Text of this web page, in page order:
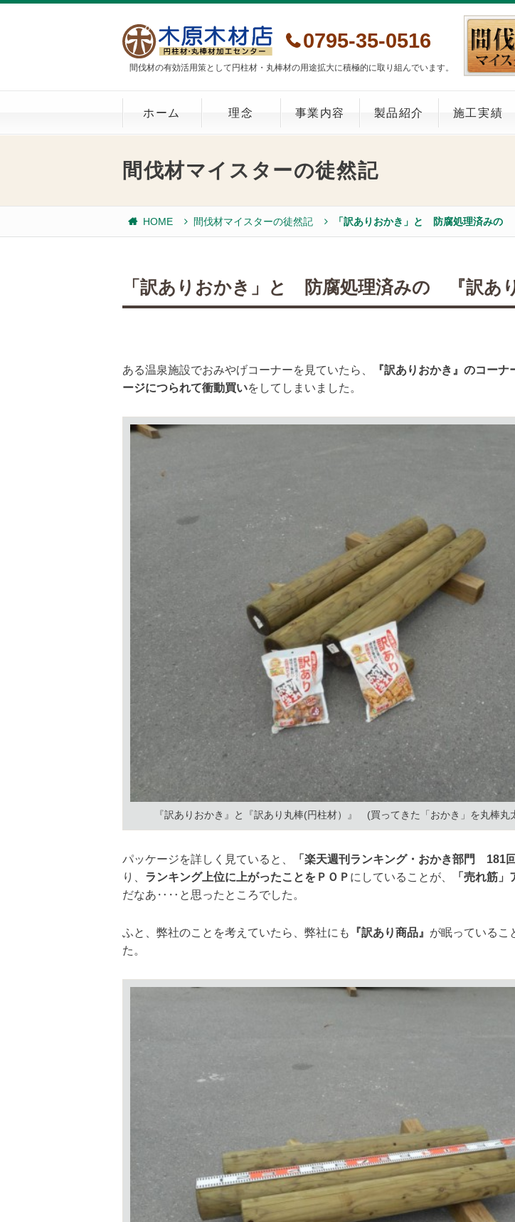
間伐材の有効活用策として円柱材・丸棒材の用途拡大に積極的に取り組んでいます。
0795-35-0516
ホーム 理念 事業内容 製品紹介 施工実績
間伐材マイスターの徒然記
HOME 間伐材マイスターの徒然記 「訳ありおかき」と 防腐処理済みの
「訳ありおかき」と 防腐処理済みの 『訳あり
ある温泉施設でおみやげコーナーを見ていたら、 『訳ありおかき』のコーナ
ージにつられて衝動買いをしてしまいました。
『訳ありおかき』と『訳あり丸棒(円柱材）』 (買ってきた「おかき」を丸棒丸
パッケージを詳しく見ていると、 「楽天週刊ランキング・おかき部門 181
り、 ランキング上位に上がったことをＰＯＰ にしていることが、 「売れ筋」
だなあ‥‥と思ったところでした。
ふと、弊社のことを考えていたら、弊社にも 『訳あり商品』 が眠っているこ
た。